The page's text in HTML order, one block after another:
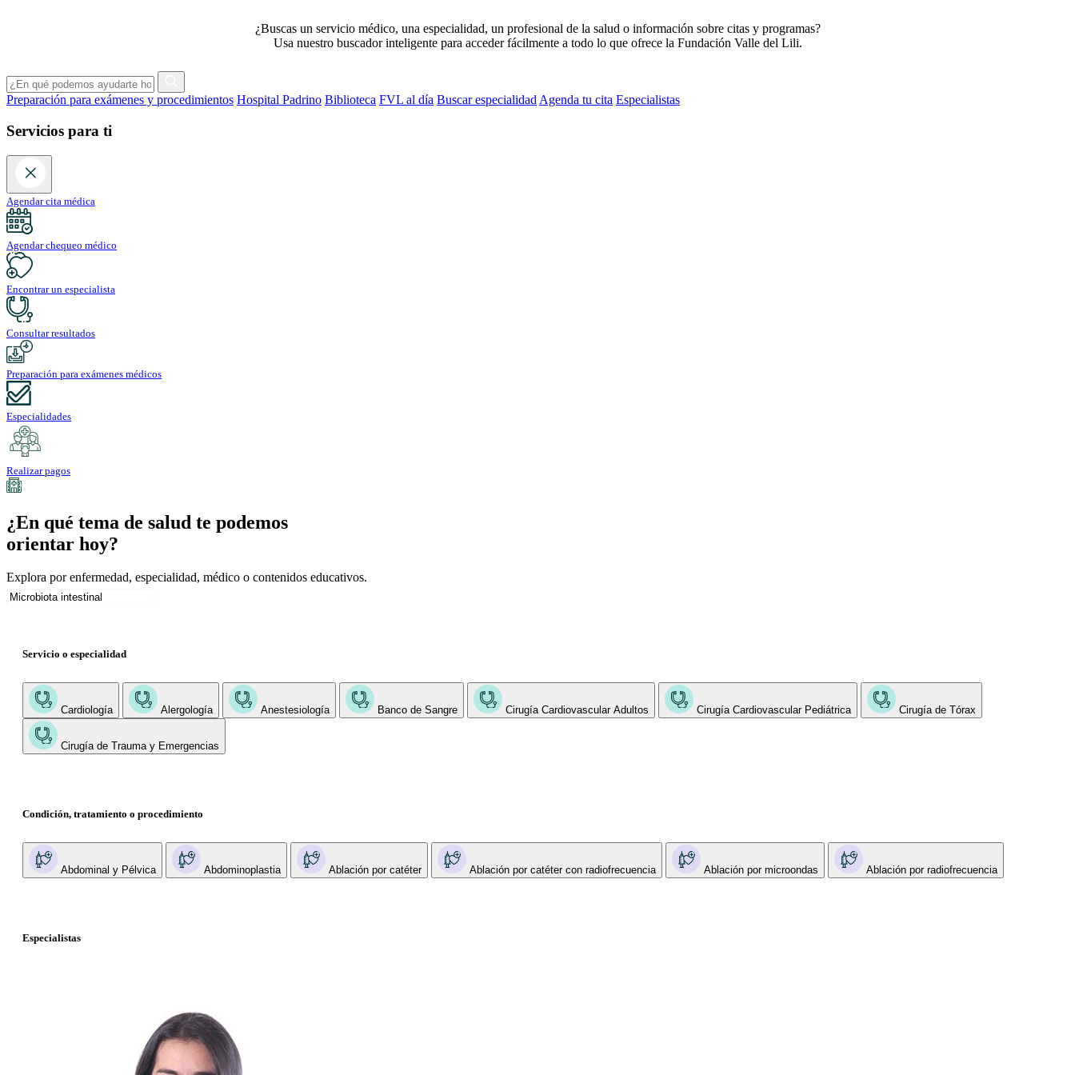
¿Buscas un servicio médico, una especialidad, un profesional de la salud o información sobre citas y programas?
Usa nuestro buscador inteligente para acceder fácilmente a todo lo que ofrece la Fundación Valle del Lili.
Preparación para exámenes y procedimientos Hospital Padrino Biblioteca FVL al día Buscar especialidad Agenda tu cita Especialistas
Servicios para ti
Agendar cita médica
Agendar chequeo médico
Encontrar un especialista
Consultar resultados
Preparación para exámenes médicos
Especialidades
Realizar pagos
¿En qué tema de salud te podemos
orientar hoy?
Explora por enfermedad, especialidad, médico o contenidos educativos.
Servicio o especialidad
Cardiología Alergología Anestesiología Banco de Sangre Cirugía Cardiovascular Adultos Cirugía Cardiovascular Pediátrica Cirugía de Tórax
Cirugía de Trauma y Emergencias
Condición, tratamiento o procedimiento
Abdominal y Pélvica Abdominoplastia Ablación por catéter Ablación por catéter con radiofrecuencia Ablación por microondas Ablación por radiofrecuencia
Especialistas